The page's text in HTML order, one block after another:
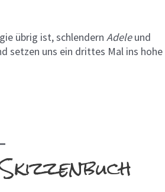
übrig ist, schlendern Adeleund
setzen uns ein drittes Mal ins hohe